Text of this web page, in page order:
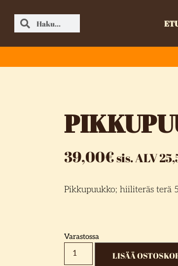
39,00€sis. ALV
Pikkupuukko; hiiliteräs terä
Varastossa
LISÄÄ